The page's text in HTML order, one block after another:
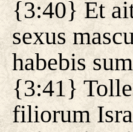
{3:40} Et
sexus
habebis
{3:41}
filiorum